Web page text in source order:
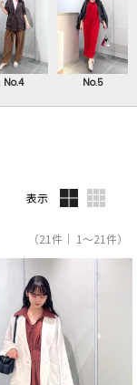
No.4 No.5
表示
（21件｜ 1～21件）